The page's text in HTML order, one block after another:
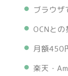
ブラウザ
OCNとの
月額450
楽天・